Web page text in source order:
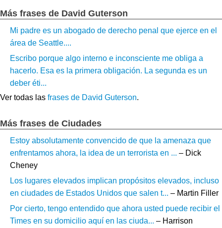
Más frases de David Guterson
Mi padre es un abogado de derecho penal que ejerce en el
área de Seattle....
Escribo porque algo interno e inconsciente me obliga a
hacerlo. Esa es la primera obligación. La segunda es un
deber éti...
Ver todas las frases de David Guterson.
Más frases de Ciudades
Estoy absolutamente convencido de que la amenaza que
enfrentamos ahora, la idea de un terrorista en ... – Dick
Cheney
Los lugares elevados implican propósitos elevados, incluso
en ciudades de Estados Unidos que salen t... – Martin Filler
Por cierto, tengo entendido que ahora usted puede recibir el
Times en su domicilio aquí en las ciuda... – Harrison